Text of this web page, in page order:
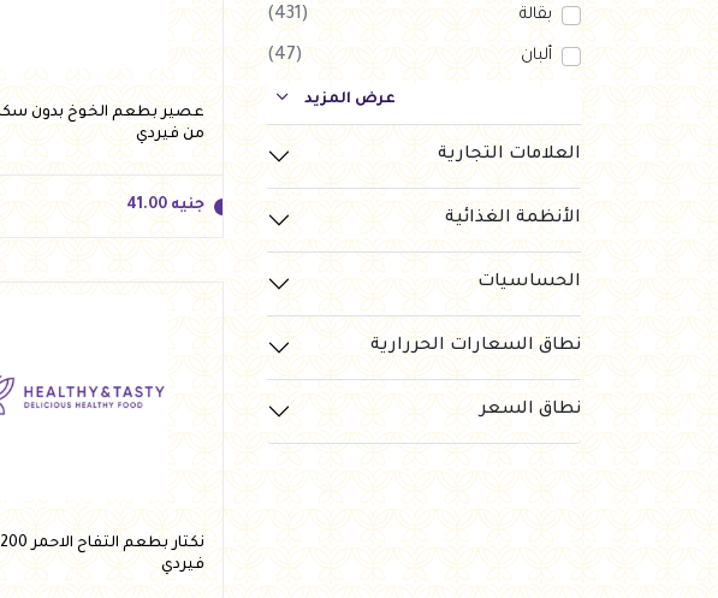
بقالة (431)
ألبان (47)
(123)
دواجن (56)
العروض Offers (1)
جزارة
رايس كيك Rice cake (10)
عرض المزيد
العلامات التجارية
الأنظمة الغذائية
الحساسيات
نطاق السعارات الحررارية
نطاق السعر
من فيردي
جنيه 41.00
جنيه 41.00
فيردي